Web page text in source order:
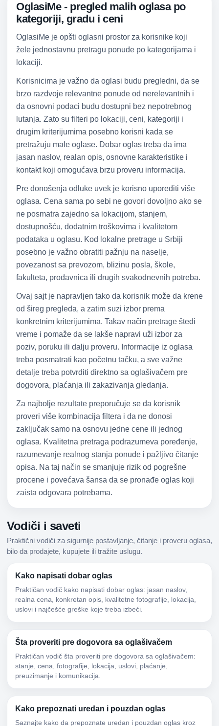
OglasiMe - pregled malih oglasa po
kategoriji, gradu i ceni
OglasiMe je opšti oglasni prostor za korisnike koji
žele jednostavnu pretragu ponude po kategorijama i
lokaciji.
Korisnicima je važno da oglasi budu pregledni, da se
brzo razdvoje relevantne ponude od nerelevantnih i
da osnovni podaci budu dostupni bez nepotrebnog
lutanja. Zato su filteri po lokaciji, ceni, kategoriji i
drugim kriterijumima posebno korisni kada se
pretražuju male oglase. Dobar oglas treba da ima
jasan naslov, realan opis, osnovne karakteristike i
kontakt koji omogućava brzu proveru informacija.
Pre donošenja odluke uvek je korisno uporediti više
oglasa. Cena sama po sebi ne govori dovoljno ako se
ne posmatra zajedno sa lokacijom, stanjem,
dostupnošću, dodatnim troškovima i kvalitetom
podataka u oglasu. Kod lokalne pretrage u Srbiji
posebno je važno obratiti pažnju na naselje,
povezanost sa prevozom, blizinu posla, škole,
fakulteta, prodavnica ili drugih svakodnevnih potreba.
Ovaj sajt je napravljen tako da korisnik može da krene
od šireg pregleda, a zatim suzi izbor prema
konkretnim kriterijumima. Takav način pretrage štedi
vreme i pomaže da se lakše napravi uži izbor za
poziv, poruku ili dalju proveru. Informacije iz oglasa
treba posmatrati kao početnu tačku, a sve važne
detalje treba potvrditi direktno sa oglašivačem pre
dogovora, plaćanja ili zakazivanja gledanja.
Za najbolje rezultate preporučuje se da korisnik
proveri više kombinacija filtera i da ne donosi
zaključak samo na osnovu jedne cene ili jednog
oglasa. Kvalitetna pretraga podrazumeva poređenje,
razumevanje realnog stanja ponude i pažljivo čitanje
opisa. Na taj način se smanjuje rizik od pogrešne
procene i povećava šansa da se pronađe oglas koji
zaista odgovara potrebama.
Vodiči i saveti
Praktični vodiči za sigurnije postavljanje, čitanje i proveru oglasa,
bilo da prodajete, kupujete ili tražite uslugu.
Kako napisati dobar oglas
Praktičan vodič kako napisati dobar oglas: jasan naslov,
realna cena, konkretan opis, kvalitetne fotografije, lokacija,
uslovi i najčešće greške koje treba izbeći.
Šta proveriti pre dogovora sa oglašivačem
Praktičan vodič šta proveriti pre dogovora sa oglašivačem:
stanje, cena, fotografije, lokacija, uslovi, plaćanje,
preuzimanje i komunikacija.
Kako prepoznati uredan i pouzdan oglas
Saznajte kako da prepoznate uredan i pouzdan oglas kroz